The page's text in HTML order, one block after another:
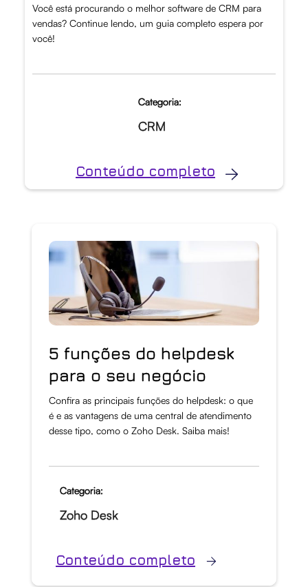
Você está procurando o melhor software de CRM para
vendas? Continue lendo, um guia completo espera por
você!
Categoria:
CRM
Conteúdo completo
5 funções do helpdesk
para o seu negócio
Confira as principais funções do helpdesk: o que
é e as vantagens de uma central de atendimento
desse tipo, como o Zoho Desk. Saiba mais!
Categoria:
Zoho Desk
Conteúdo completo